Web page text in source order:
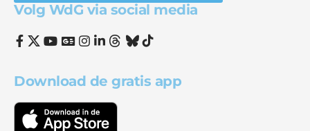
Volg WdG via social media
Download de gratis app